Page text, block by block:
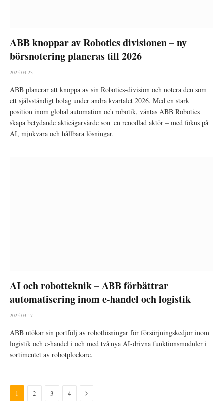
ABB knoppar av Robotics divisionen – ny
börsnotering planeras till 2026
2025-04-23
ABB planerar att knoppa av sin Robotics-division och notera den som
ett självständigt bolag under andra kvartalet 2026. Med en stark
position inom global automation och robotik, väntas ABB Robotics
skapa betydande aktieägarvärde som en renodlad aktör – med fokus på
AI, mjukvara och hållbara lösningar.
AI och robotteknik – ABB förbättrar
automatisering inom e-handel och logistik
2025-03-17
ABB utökar sin portfölj av robotlösningar för försörjningskedjor inom
logistik och e-handel i och med två nya AI-drivna funktionsmoduler i
sortimentet av robotplockare.
1 2 3 4 Nästa